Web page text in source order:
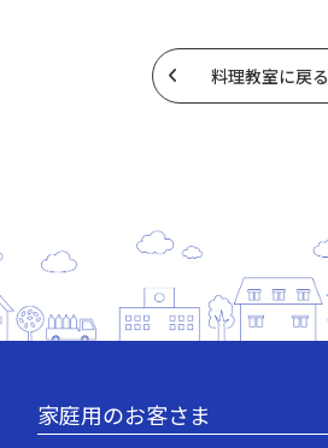
料理教室に戻る
家庭用のお客さま